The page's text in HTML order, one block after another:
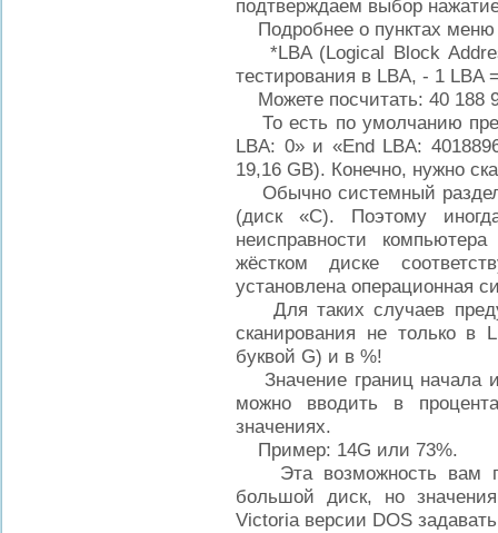
подтверждаем выбор
Подробнее о пунктах меню
*LBA (Logical Block
тестирования в LBA, - 1 LBA
Можете посчитать: 40 188
То есть по умолчанию
LBA: 0» и «End LBA:
19,16 GB). Конечно, нужно
Обычно системный раздел
(диск «С). Поэтому
неисправности
жёстком диске
установлена операционная
Для таких случаев
сканирования не только
буквой G) и в %!
Значение границ начала и
можно вводить в
значениях.
Пример: 14G или 73%.
Эта возможность вам
большой диск, но
Victoria версии DOS